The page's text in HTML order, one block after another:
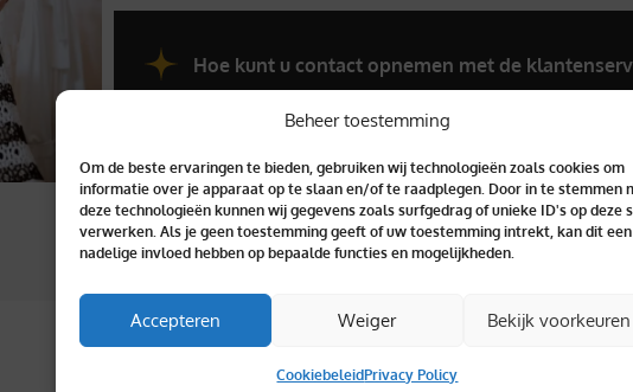
Beheer toestemming
Om de beste ervaringen te bieden, gebruiken wij technologieën zoals cookies om
informatie over je apparaat op te slaan en/of te raadplegen. Door in te stemmen
deze technologieën kunnen wij gegevens zoals surfgedrag of unieke ID's op deze
verwerken. Als je geen toestemming geeft of uw toestemming intrekt, kan dit een
nadelige invloed hebben op bepaalde functies en mogelijkheden.
Accepteren Weiger Bekijk voorkeuren
CookiebeleidPrivacy Policy
Hoe kunt u contact opnemen met de